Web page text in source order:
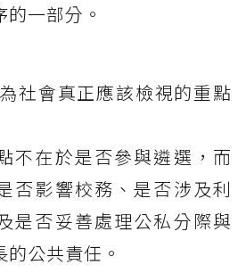
一部分。
社會真正應該檢視的重點
不在於是否參與遴選，而
否影響校務、是否涉及利
是否妥善處理公私分際與
公共責任。